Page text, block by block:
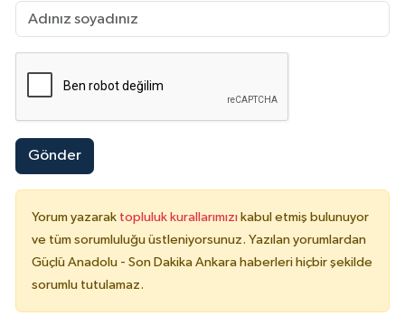
Gönder
Yorum yazarak topluluk kurallarımızı kabul etmiş bulunuyor
ve tüm sorumluluğu üstleniyorsunuz. Yazılan yorumlardan
Güçlü Anadolu - Son Dakika Ankara haberleri hiçbir şekilde
sorumlu tutulamaz.